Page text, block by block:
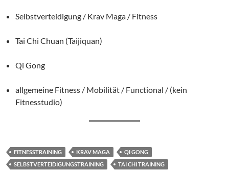
Selbstverteidigung / Krav Maga / Fitness
Tai Chi Chuan (Taijiquan)
Qi Gong
allgemeine Fitness / Mobilität / Functional / (kein
Fitnesstudio)
FITNESSTRAINING KRAV MAGA
QI GONG
SELBSTVERTEIDIGUNGSTRAINING
TAI CHI TRAINING